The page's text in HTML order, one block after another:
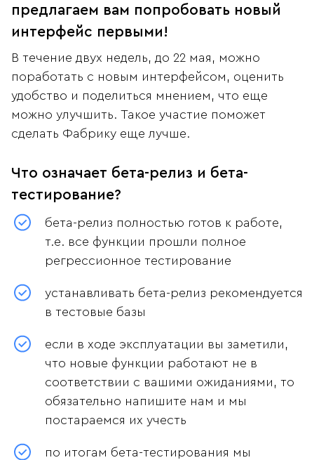
предлагаем вам попробовать новый
интерфейс первыми!
В течение двух недель, до 22 мая, можно
поработать с новым интерфейсом, оценить
удобство и поделиться мнением, что еще
можно улучшить. Такое участие поможет
сделать Фабрику еще лучше.
Что означает бета-релиз и бета-
тестирование?
бета-релиз полностью готов к работе,
т.е. все функции прошли полное
регрессионное тестирование
устанавливать бета-релиз рекомендуется
в тестовые базы
если в ходе эксплуатации вы заметили,
что новые функции работают не в
соответствии с вашими ожиданиями, то
обязательно напишите нам и мы
постараемся их учесть
по итогам бета-тестирования мы